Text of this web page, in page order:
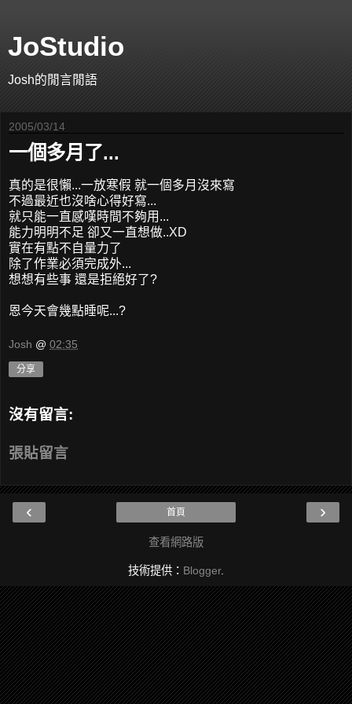
JoStudio
Josh的閒言閒語
2005/03/14
一個多月了...
真的是很懶...一放寒假 就一個多月沒來寫
不過最近也沒啥心得好寫...
就只能一直感嘆時間不夠用...
能力明明不足 卻又一直想做..XD
實在有點不自量力了
除了作業必須完成外...
想想有些事 還是拒絕好了?
恩今天會幾點睡呢...?
Josh @ 02:35
分享
沒有留言:
張貼留言
‹ ›
首頁
查看網路版
技術提供： Blogger.